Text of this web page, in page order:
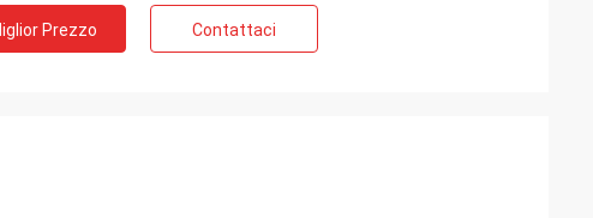
Prezzo Contattaci